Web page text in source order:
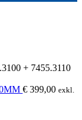
+ 7455.3110
€ 399,00 exkl.